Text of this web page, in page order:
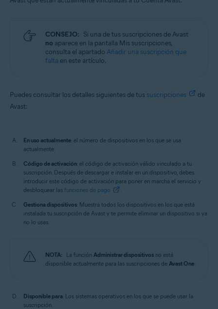
CONSEJO: Si una de tus suscripciones de Avast
no aparece en la pantalla Mis suscripciones,
consulta el apartado Añadir una suscripción que
falta en este artículo.
Puedes consultar los detalles siguientes de tus suscripciones
de
Avast:
En uso actualmente: el número de dispositivos en los que se usa
actualmente.
Código de activación: el código de activación válido vinculado a tu
suscripción. Después de descargar e instalar en un dispositivo, debes
introducir este código de activación para poner en marcha el servicio y
desbloquear las funciones de pago
.
Gestiona dispositivos: Muestra todos los dispositivos en los que está
instalada tu suscripción de Avast y te permite eliminar un dispositivo si ya
no lo usas.
NOTA: La función Administrar dispositivos no está
disponible actualmente para las suscripciones de Avast One.
Disponible para: Los sistemas operativos en los que se puede usar la
suscripción.